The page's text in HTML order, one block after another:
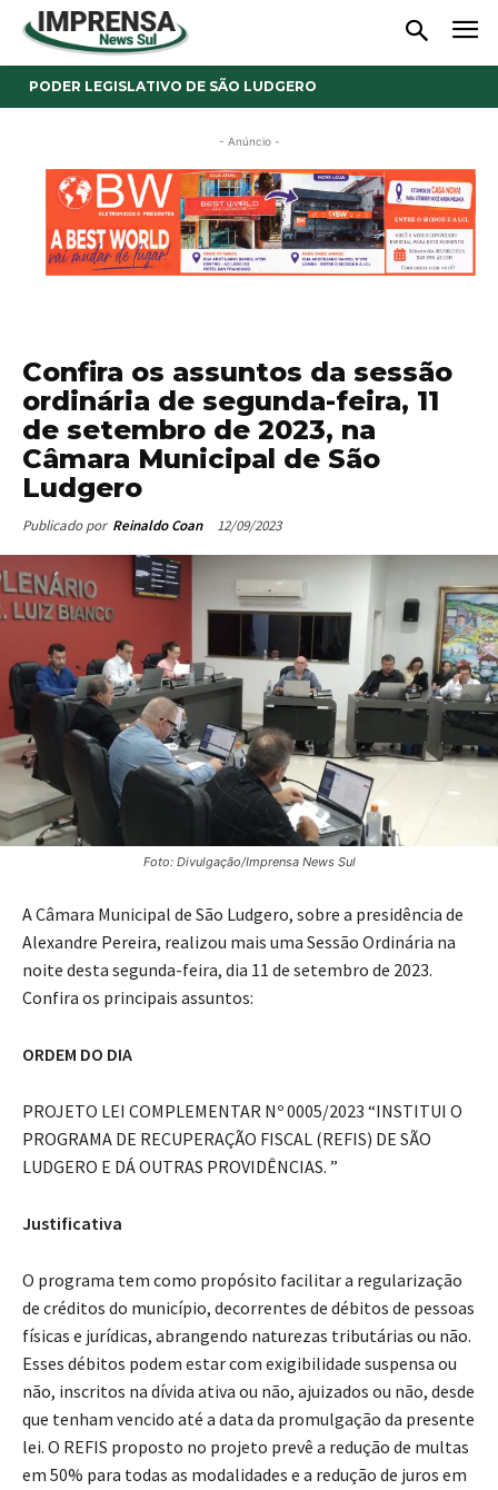
PODER LEGISLATIVO DE SÃO LUDGERO
- Anúncio -
Confira os assuntos da sessão
ordinária de segunda-feira, 11
de setembro de 2023, na
Câmara Municipal de São
Ludgero
Publicado por Reinaldo Coan 12/09/2023
Foto: Divulgação/Imprensa News Sul
A Câmara Municipal de São Ludgero, sobre a presidência de
Alexandre Pereira, realizou mais uma Sessão Ordinária na
noite desta segunda-feira, dia 11 de setembro de 2023.
Confira os principais assuntos:
ORDEM DO DIA
PROJETO LEI COMPLEMENTAR Nº 0005/2023 “INSTITUI O
PROGRAMA DE RECUPERAÇÃO FISCAL (REFIS) DE SÃO
LUDGERO E DÁ OUTRAS PROVIDÊNCIAS. ”
Justificativa
O programa tem como propósito facilitar a regularização
de créditos do município, decorrentes de débitos de pessoas
físicas e jurídicas, abrangendo naturezas tributárias ou não.
Esses débitos podem estar com exigibilidade suspensa ou
não, inscritos na dívida ativa ou não, ajuizados ou não, desde
que tenham vencido até a data da promulgação da presente
lei. O REFIS proposto no projeto prevê a redução de multas
em 50% para todas as modalidades e a redução de juros em